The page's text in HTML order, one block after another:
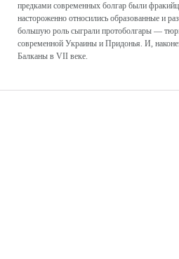
предками современных болгар были
настороженно относились образованные и
большую роль сыграли протоболгары —
современной Украины и Придонья. И,
Балканы в VII веке.